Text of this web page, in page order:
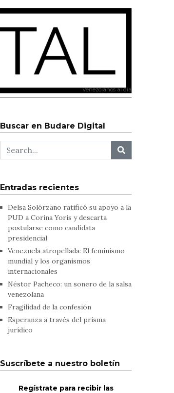
Venezolanos al día
Buscar en Budare Digital
Entradas recientes
Delsa Solórzano ratificó su apoyo a la
PUD a Corina Yoris y descarta
postularse como candidata
presidencial
Venezuela atropellada: El feminismo
mundial y los organismos
internacionales
Néstor Pacheco: un sonero de la salsa
venezolana
Fragilidad de la confesión
Esperanza a través del prisma
jurídico
Suscríbete a nuestro boletín
Regístrate para recibir las